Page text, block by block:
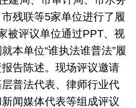
残联等5家单位进行了履
被评议单位通过PPT、视
本单位“谁执法谁普法”履
告陈述。现场评议邀请
普法代表、律师行业代
闻媒体代表等组成评议